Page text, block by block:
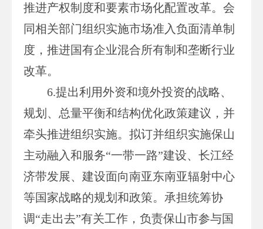
推进产权制度和要素市场化配置改革。会
同相关部门组织实施市场准入负面清单制
度，推进国有企业混合所有制和垄断行业
改革。
6.提出利用外资和境外投资的战略、
规划、总量平衡和结构优化政策建议，并
牵头推进组织实施。拟订并组织实施保山
主动融入和服务“一带一路”建设、长江经
济带发展、建设面向南亚东南亚辐射中心
等国家战略的规划和政策。承担统筹协
调“走出去”有关工作，负责保山市参与国